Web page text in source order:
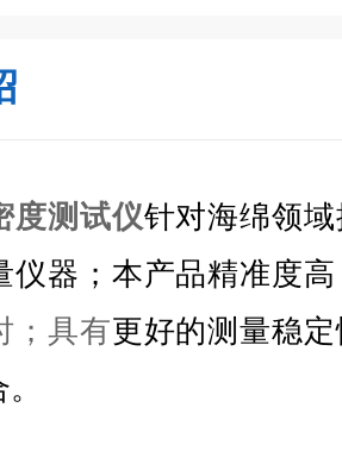
度测试仪针对海绵领
仪器；本产品精准度
；具有更好的测量稳